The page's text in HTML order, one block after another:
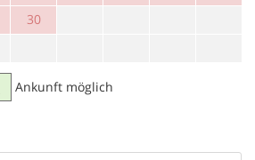
30
Ankunft möglich